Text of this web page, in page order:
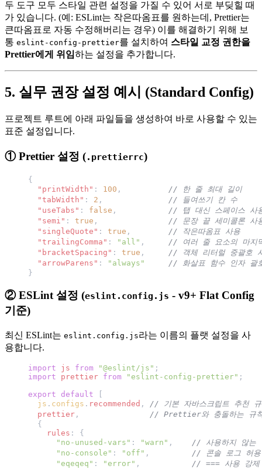
두 도구 모두 스타일 관련 설정을 가질 수 있어 서로 부딪힐 때
가 있습니다. (예: ESLint는 작은따옴표를 원하는데, Prettier는
큰따옴표로 자동 수정해버리는 경우) 이를 해결하기 위해 보
통 eslint-config-prettier를 설치하여 스타일 교정 권한을
Prettier에게 위임하는 설정을 추가합니다.
5. 실무 권장 설정 예시 (Standard Config)
프로젝트 루트에 아래 파일들을 생성하여 바로 사용할 수 있는
표준 설정입니다.
① Prettier 설정 (.prettierrc)
{
  "printWidth"
: 100 ,
// 한 줄 최대 길이
  "tabWidth"
: 2 ,
// 들여쓰기 칸 수
  "useTabs"
: false ,
// 탭 대신 스페이스 사
  "semi"
: true ,
// 문장 끝 세미콜론 사
  "singleQuote"
: true ,
// 작은따옴표 사용
  "trailingComma"
: "all" ,
// 여러 줄 요소의 마지
  "bracketSpacing"
: true ,
// 객체 리터럴 중괄호
  "arrowParens"
: "always"
// 화살표 함수 인자 괄
}
② ESLint 설정 (eslint.config.js - v9+ Flat Config
기준)
최신 ESLint는 eslint.config.js라는 이름의 플랫 설정을 사
용합니다.
import js from "@eslint/js" ;
import prettier from "eslint-config-prettier" ;
export default
  js
. configs . recommended , // 기본 자바스크립트 추천 규
  prettier
, // Prettier와 충돌하는 규칙
  {
    rules
: {
      "no-unused-vars"
: "warn" , // 사용하지 않는
      "no-console"
: "off" , // 콘솔 로그 허용
      "eqeqeq"
: "error" , // === 사용 강제